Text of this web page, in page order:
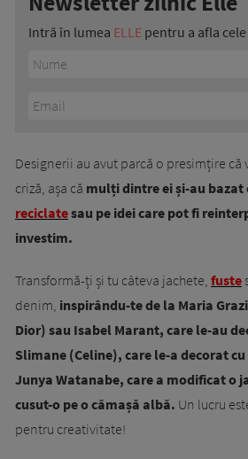
Intră în lumea ELLE pentru a afla
Designerii au avut parcă o presimțire că
criză, așa că mulți dintre ei și-au bazat
reciclatesau pe idei care pot fi
investim.
Transformă-ți și tu câteva jachete, fuste
denim, inspirându-te de la Maria
Dior) sau Isabel Marant, care le-au
Slimane (Celine), care le-a decorat
Junya Watanabe, care a modificat o
cusut-o pe o cămașă albă. Un lucru
pentru creativitate!